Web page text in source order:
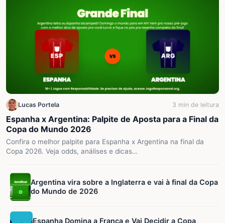
Lucas Portela 3 min de leitura
Espanha x Argentina: Palpite de Aposta para a Final da
Copa do Mundo 2026
Confira o melhor palpite para Espanha x Argentina na final da
Copa 2026. Veja odds, análises e dicas…
Argentina vira sobre a Inglaterra e vai à final da Copa
do Mundo de 2026
Espanha Domina a França e Vai Decidir a Copa